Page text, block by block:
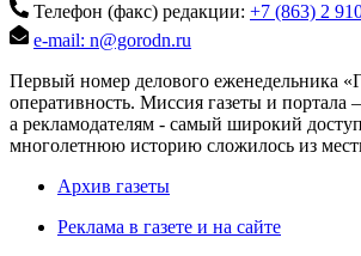
Телефон (факс) редакции: +7 (863) 2
e-mail: n@gorodn.ru
Первый номер делового еженедельника
оперативность. Миссия газеты и портала
а рекламодателям - самый широкий
многолетнюю историю сложилось из
Архив газеты
Реклама в газете и на сайте